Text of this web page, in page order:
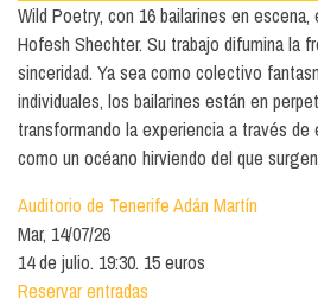
Wild Poetry, con 16 bailarines en
Hofesh Shechter. Su trabajo difumina la
sinceridad. Ya sea como colectivo
individuales, los bailarines están en
transformando la experiencia a través
como un océano hirviendo del que
Auditorio de Tenerife Adán Martín
Mar, 14/07/26
14 de julio. 19:30. 15 euros
Reservar entradas